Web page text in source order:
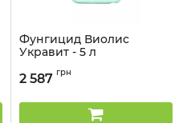
Фунгицид Виолис
Укравит - 5 л
2 587 грн